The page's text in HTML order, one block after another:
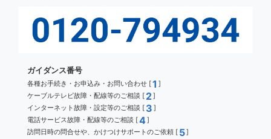
ガイダンス番号
各種お手続き・お申込み・お問い合わせ [1 ]
ケーブルテレビ故障・配線等のご相談 [ 2]
インターネット故障・設定等のご相談 [ 3 ]
電話サービス故障・配線等のご相談 [4]
訪問日時の問合せや、かけつけサポートのご依頼 [ 5]